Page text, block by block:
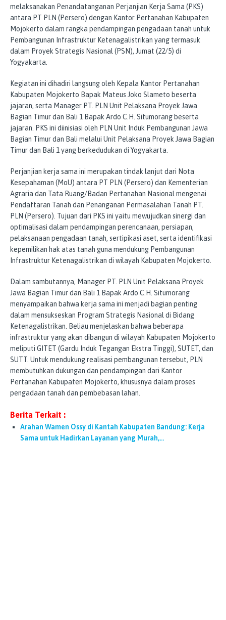
melaksanakan Penandatanganan Perjanjian Kerja Sama (PKS)
antara PT PLN (Persero) dengan Kantor Pertanahan Kabupaten
Mojokerto dalam rangka pendampingan pengadaan tanah untuk
Pembangunan Infrastruktur Ketenagalistrikan yang termasuk
dalam Proyek Strategis Nasional (PSN), Jumat (22/5) di
Yogyakarta.
Kegiatan ini dihadiri langsung oleh Kepala Kantor Pertanahan
Kabupaten Mojokerto Bapak Mateus Joko Slameto beserta
jajaran, serta Manager PT. PLN Unit Pelaksana Proyek Jawa
Bagian Timur dan Bali 1 Bapak Ardo C.H. Situmorang beserta
jajaran. PKS ini diinisiasi oleh PLN Unit Induk Pembangunan Jawa
Bagian Timur dan Bali melalui Unit Pelaksana Proyek Jawa Bagian
Timur dan Bali 1 yang berkedudukan di Yogyakarta.
Perjanjian kerja sama ini merupakan tindak lanjut dari Nota
Kesepahaman (MoU) antara PT PLN (Persero) dan Kementerian
Agraria dan Tata Ruang/Badan Pertanahan Nasional mengenai
Pendaftaran Tanah dan Penanganan Permasalahan Tanah PT.
PLN (Persero). Tujuan dari PKS ini yaitu mewujudkan sinergi dan
optimalisasi dalam pendampingan perencanaan, persiapan,
pelaksanaan pengadaan tanah, sertipikasi aset, serta identifikasi
kepemilikan hak atas tanah guna mendukung Pembangunan
Infrastruktur Ketenagalistrikan di wilayah Kabupaten Mojokerto.
Dalam sambutannya, Manager PT. PLN Unit Pelaksana Proyek
Jawa Bagian Timur dan Bali 1 Bapak Ardo C.H. Situmorang
menyampaikan bahwa kerja sama ini menjadi bagian penting
dalam mensukseskan Program Strategis Nasional di Bidang
Ketenagalistrikan. Beliau menjelaskan bahwa beberapa
infrastruktur yang akan dibangun di wilayah Kabupaten Mojokerto
meliputi GITET (Gardu Induk Tegangan Ekstra Tinggi), SUTET, dan
SUTT. Untuk mendukung realisasi pembangunan tersebut, PLN
membutuhkan dukungan dan pendampingan dari Kantor
Pertanahan Kabupaten Mojokerto, khususnya dalam proses
pengadaan tanah dan pembebasan lahan.
Berita Terkait :
Arahan Wamen Ossy di Kantah Kabupaten Bandung: Kerja
Sama untuk Hadirkan Layanan yang Murah,…